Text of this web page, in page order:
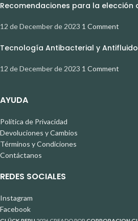
Recomendaciones para la elección
12 de December de 2023 1 Comment
Tecnología Antibacterial y
12 de December de 2023 1 Comment
AYUDA
Política de Privacidad
Devoluciones y Cambios
Términos y Condiciones
Contáctanos
REDES SOCIALES
Instagram
Facebook